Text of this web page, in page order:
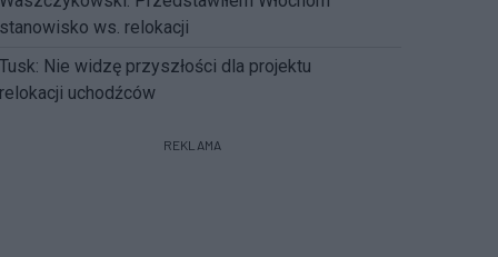
stanowisko ws. relokacji
Tusk: Nie widzę przyszłości dla projektu
relokacji uchodźców
REKLAMA